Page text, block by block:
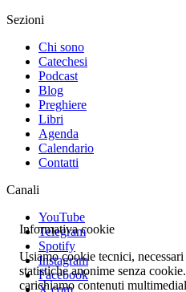
Sezioni
Chi sono
Catechesi
Podcast
Blog
Preghiere
Libri
Agenda
Calendario
Contatti
Canali
YouTube
Telegram
Spotify
Instagram
Facebook
X.com
Informativa cookie
Usiamo cookie tecnici,
statistiche anonime senza
carichiamo contenuti